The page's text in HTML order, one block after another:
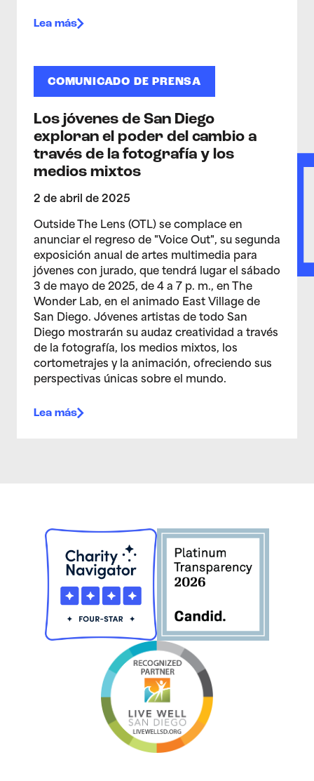
Lea más
COMUNICADO DE PRENSA
Los jóvenes de San Diego
exploran el poder del cambio a
través de la fotografía y los
medios mixtos
2 de abril de 2025
Outside The Lens (OTL) se complace en
anunciar el regreso de "Voice Out", su segunda
exposición anual de artes multimedia para
jóvenes con jurado, que tendrá lugar el sábado
3 de mayo de 2025, de 4 a 7 p. m., en The
Wonder Lab, en el animado East Village de
San Diego. Jóvenes artistas de todo San
Diego mostrarán su audaz creatividad a través
de la fotografía, los medios mixtos, los
cortometrajes y la animación, ofreciendo sus
perspectivas únicas sobre el mundo.
Lea más